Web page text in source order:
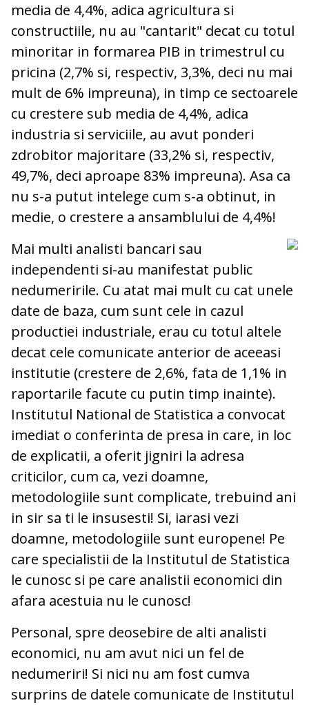
media de 4,4%, adica agricultura si
constructiile, nu au "cantarit" decat cu totul
minoritar in formarea PIB in trimestrul cu
pricina (2,7% si, respectiv, 3,3%, deci nu mai
mult de 6% impreuna), in timp ce sectoarele
cu crestere sub media de 4,4%, adica
industria si serviciile, au avut ponderi
zdrobitor majoritare (33,2% si, respectiv,
49,7%, deci aproape 83% impreuna). Asa ca
nu s-a putut intelege cum s-a obtinut, in
medie, o crestere a ansamblului de 4,4%!
Mai multi analisti bancari sau
independenti si-au manifestat public
nedumeririle. Cu atat mai mult cu cat unele
date de baza, cum sunt cele in cazul
productiei industriale, erau cu totul altele
decat cele comunicate anterior de aceeasi
institutie (crestere de 2,6%, fata de 1,1% in
raportarile facute cu putin timp inainte).
Institutul National de Statistica a convocat
imediat o conferinta de presa in care, in loc
de explicatii, a oferit jigniri la adresa
criticilor, cum ca, vezi doamne,
metodologiile sunt complicate, trebuind ani
in sir sa ti le insusesti! Si, iarasi vezi
doamne, metodologiile sunt europene! Pe
care specialistii de la Institutul de Statistica
le cunosc si pe care analistii economici din
afara acestuia nu le cunosc!
Personal, spre deosebire de alti analisti
economici, nu am avut nici un fel de
nedumeriri! Si nici nu am fost cumva
surprins de datele comunicate de Institutul